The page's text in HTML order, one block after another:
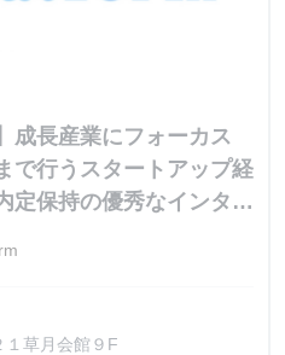
成長産業にフォーカス
で行うスタートアップ経
定保持の優秀なインター
１草月会館９F